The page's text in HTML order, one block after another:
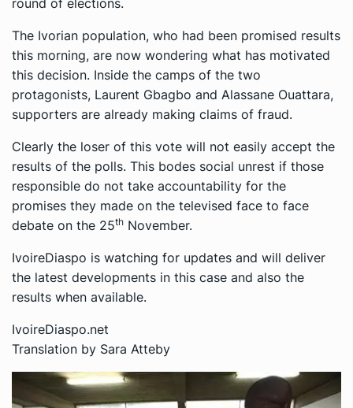
round of elections.
The Ivorian population, who had been promised results
this morning, are now wondering what has motivated
this decision. Inside the camps of the two
protagonists, Laurent Gbagbo and Alassane Ouattara,
supporters are already making claims of fraud.
Clearly the loser of this vote will not easily accept the
results of the polls. This bodes social unrest if those
responsible do not take accountability for the
promises they made on the televised face to face
debate on the 25th November.
IvoireDiaspo is watching for updates and will deliver
the latest developments in this case and also the
results when available.
IvoireDiaspo.net
Translation by Sara Atteby